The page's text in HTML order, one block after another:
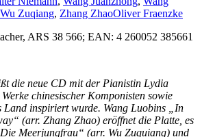
Wu Zuqiang, Zhang ZhaoOliver Fraenzke
ARS 38 566; EAN: 4 260052 385661
die neue CD mit der Pianistin Lydia
chinesischer Komponisten sowie
Land inspiriert wurde. Wang Luobins „In
(arr. Zhang Zhao) eröffnet die Platte, es
Meerjungfrau“ (arr. Wu Zuquiang) und